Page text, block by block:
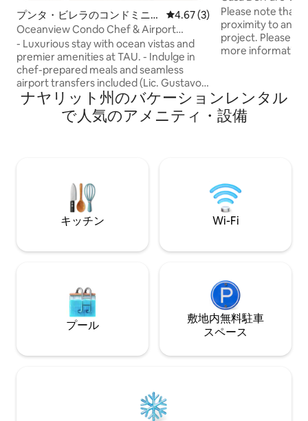
プンタ・ビレラのコンドミニア
ム
レビュー3件、5つ星中4.67つ
4.67 (3)
Oceanview Condo Chef & Airport
Transfer Included
- Luxurious stay with ocean vistas and
premier amenities at TAU. - Indulge in
chef-prepared meals and seamless
airport transfers included (Lic. Gustavo
Díaz Ordaz International Airport.). -
Access exclusive clubs with daily
housekeeping and a golf cart for ease. -
offering comfort and modern amenities.
Includes special long-stay promotions.
Staff-In Gate
Please note that
proximity to an
project. Please
more information.
CHEF, STAFF,
AMENITIES Experience unparalleled
luxury at Casa
ultimate retreat.
ナヤリット州のバケーションレンタル
で人気のアメニティ・設備
キッチン Wi-Fi
プール
敷地内無料駐⁠車
ス⁠ペ⁠ー⁠ス